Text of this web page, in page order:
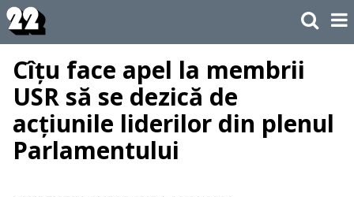
Cîțu face apel la membrii
USR să se dezică de
acțiunile liderilor din plenul
Parlamentului